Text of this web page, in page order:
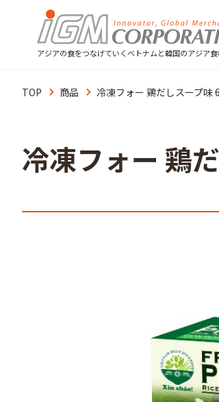
アジアの食をつなげていくベトナムと韓国のアジア
TOP 商品 冷凍フォー 鶏だしスープ味
冷凍フォー 鶏